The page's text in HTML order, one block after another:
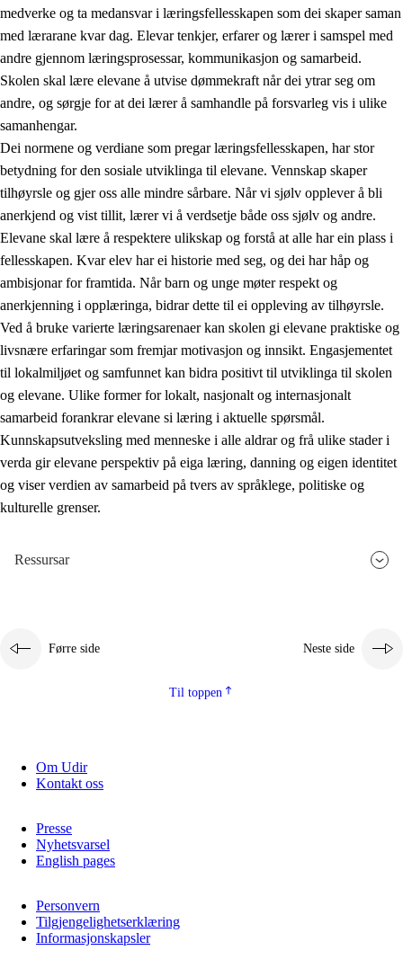
3.2 Undervisning og tilpassa opplæring
3.3 Samarbeid mellom heim og skole
3.4 Opplæring i lærebedrift og arbeidsliv
3.5 Profesjonsfellesskap og skoleutvikling
medverke og ta medansvar i læringsfellesskapen som dei skaper saman
med lærarane kvar dag. Elevar tenkjer, erfarer og lærer i samspel med
andre gjennom læringsprosessar, kommunikasjon og samarbeid.
Skolen skal lære elevane å utvise dømmekraft når dei ytrar seg om
andre, og sørgje for at dei lærer å samhandle på forsvarleg vis i ulike
samanhengar.
Dei normene og verdiane som pregar læringsfellesskapen, har stor
betydning for den sosiale utviklinga til elevane. Vennskap skaper
tilhøyrsle og gjer oss alle mindre sårbare. Når vi sjølv opplever å bli
anerkjend og vist tillit, lærer vi å verdsetje både oss sjølv og andre.
Elevane skal lære å respektere ulikskap og forstå at alle har ein plass i
fellesskapen. Kvar elev har ei historie med seg, og dei har håp og
ambisjonar for framtida. Når barn og unge møter respekt og
anerkjenning i opplæringa, bidrar dette til ei oppleving av tilhøyrsle.
Ved å bruke varierte læringsarenaer kan skolen gi elevane praktiske og
livsnære erfaringar som fremjar motivasjon og innsikt. Engasjementet
til lokalmiljøet og samfunnet kan bidra positivt til utviklinga til skolen
og elevane. Ulike former for lokalt, nasjonalt og internasjonalt
samarbeid forankrar elevane si læring i aktuelle spørsmål.
Kunnskapsutveksling med menneske i alle aldrar og frå ulike stader i
verda gir elevane perspektiv på eiga læring, danning og eigen identitet
og viser verdien av samarbeid på tvers av språklege, politiske og
kulturelle grenser.
Ressursar
Førre side Neste side
Til toppen
Om Udir
Kontakt oss
Presse
Nyhetsvarsel
English pages
Personvern
Tilgjengelighetserklæring
Informasjonskapsler